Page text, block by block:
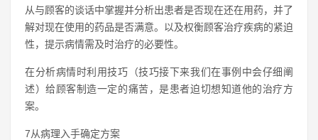
从与顾客的谈话中掌握并分析出患者是否现在还在用药，并了
解对现在使用的药品是否满意。以及权衡顾客治疗疾病的紧迫
性，提示病情需及时治疗的必要性。
在分析病情时利用技巧（技巧接下来我们在事例中会仔细阐
述）给顾客制造一定的痛苦，是患者迫切想知道他的治疗方
案。
7从病理入手确定方案